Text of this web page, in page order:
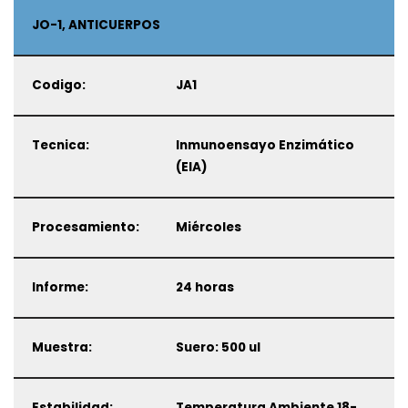
JO-1, ANTICUERPOS
Codigo: JA1
Tecnica:
Inmunoensayo Enzimático
(EIA)
Procesamiento: Miércoles
Informe: 24 horas
Muestra: Suero: 500 ul